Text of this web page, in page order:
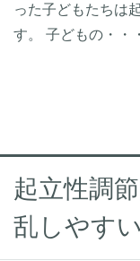
った子どもたちは
す。 子どもの・・・
起立性調
乱しやすい